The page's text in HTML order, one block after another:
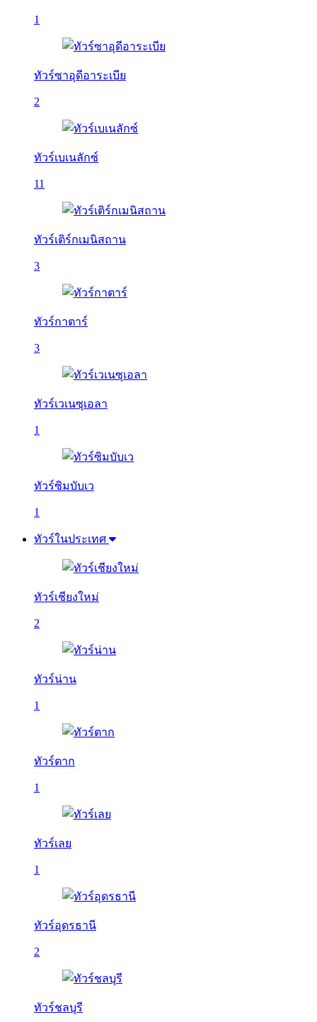
1
ทัวร์ซาอุดีอาระเบีย
2
ทัวร์เบเนลักซ์
11
ทัวร์เติร์กเมนิสถาน
3
ทัวร์กาตาร์
3
ทัวร์เวเนซุเอลา
1
ทัวร์ซิมบับเว
1
ทัวร์ในประเทศ
ทัวร์เชียงใหม่
2
ทัวร์น่าน
1
ทัวร์ตาก
1
ทัวร์เลย
1
ทัวร์อุดรธานี
2
ทัวร์ชลบุรี